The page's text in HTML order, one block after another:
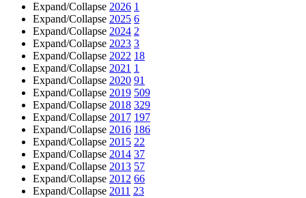
Expand/Collapse 2026 1
Expand/Collapse 2025 6
Expand/Collapse 2024 2
Expand/Collapse 2023 3
Expand/Collapse 2022 18
Expand/Collapse 2021 1
Expand/Collapse 2020 91
Expand/Collapse 2019 509
Expand/Collapse 2018 329
Expand/Collapse 2017 197
Expand/Collapse 2016 186
Expand/Collapse 2015 22
Expand/Collapse 2014 37
Expand/Collapse 2013 57
Expand/Collapse 2012 66
Expand/Collapse 2011 23